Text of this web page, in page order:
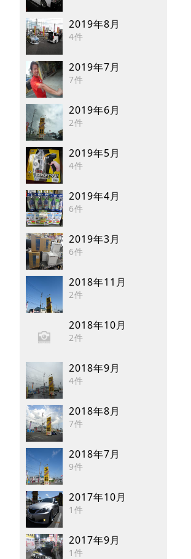
2019年8月
4件
2019年7月
7件
2019年6月
2件
2019年5月
4件
2019年4月
6件
2019年3月
6件
2018年11月
2件
2018年10月
2件
2018年9月
4件
2018年8月
7件
2018年7月
9件
2017年10月
1件
2017年9月
1件